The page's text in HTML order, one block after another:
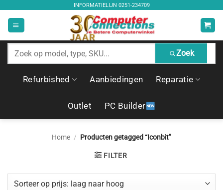
inhoud
INFORMATIELIJN 0251-234709
Zoek
producten
Zoek
Refurbished Aanbiedingen Reparatie
Outlet PC Builder
Home / Producten getagged “Iconbit”
FILTER